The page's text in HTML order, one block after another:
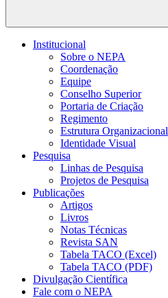
Buscar
Institucional
Sobre o NEPA
Coordenação
Equipe
Conselho Superior
Portaria de Criação
Regimento
Estrutura Organizacional
Identidade Visual
Pesquisa
Linhas de Pesquisa
Projetos de Pesquisa
Publicações
Artigos
Livros
Notas Técnicas
Revista SAN
Tabela TACO (Excel)
Tabela TACO (PDF)
Divulgação Científica
Fale com o NEPA